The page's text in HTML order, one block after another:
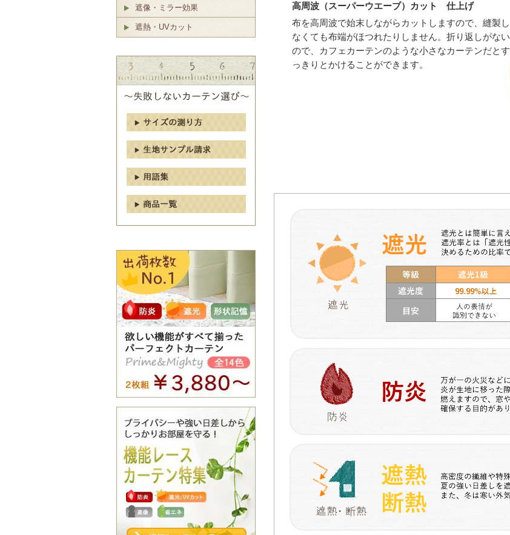
高周波（スーパーウエーブ）カット 仕上げ
布を高周波で始末しながらカットしますので、縫製し
なくても布端がほつれたりしません。折り返しがない
ので、カフェカーテンのような小さなカーテンだとす
っきりとかけることができます。
遮像・ミラー効果
遮熱・UVカット